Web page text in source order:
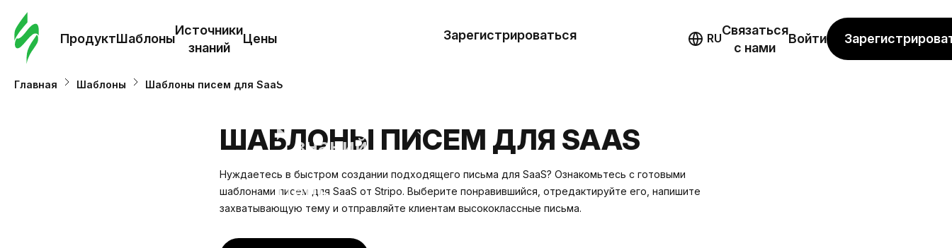
ПродуктШаблоны
Источники
знаний
Цены
Шаблоны
знаний
Цены
Зарегистрироваться RU
Связаться
с нами
Войти
Главная Шаблоны Шаблоны писем для SaaS
ШАБЛОНЫ ПИСЕМ ДЛЯ SAAS
Нуждаетесь в быстром создании подходящего письма для SaaS? Ознакомьтесь с готовыми
шаблонами писем для SaaS от Stripo. Выберите понравившийся, отредактируйте его, напишите
захватывающую тему и отправляйте клиентам высококлассные письма.